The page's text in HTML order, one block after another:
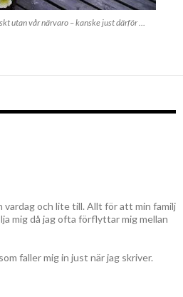
utan vår närvaro – kanske just därför …
vardag och lite till. Allt för att min familj
mig då jag ofta förflyttar mig mellan
faller mig in just när jag skriver.